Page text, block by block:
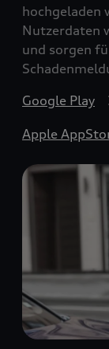
hochgeladen
Nutzerdaten
und sorgen
Google Play
Apple